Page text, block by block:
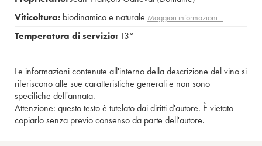
Viticoltura: biodinamico e naturale Maggiori informazioni…
Temperatura di servizio: 13°
Le informazioni contenute all'interno della descrizione del vino si
riferiscono alle sue caratteristiche generali e non sono
specifiche dell'annata.
Attenzione: questo testo è tutelato dai diritti d'autore. È vietato
copiarlo senza previo consenso da parte dell'autore.